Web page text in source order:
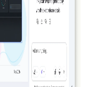
、视频导出及更多
、退场和强调动画。
、视频导出以及全新设